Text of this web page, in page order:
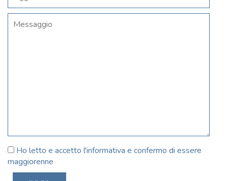
Ho letto e accetto l'informativa e confermo di essere
maggiorenne